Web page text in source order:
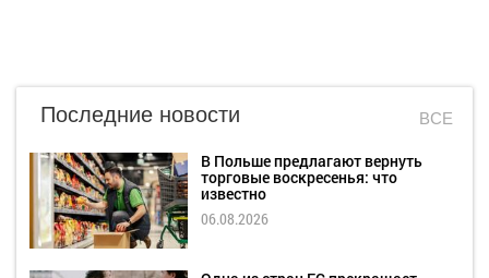
Последние новости ВСЕ
В Польше предлагают вернуть
торговые воскресенья: что
известно
06.08.2026